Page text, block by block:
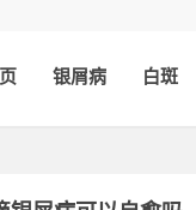
银屑病 白斑